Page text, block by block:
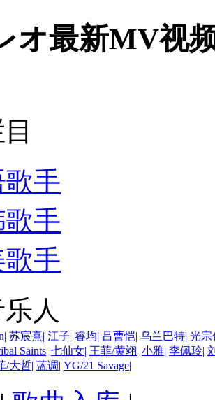
オ最新MV视
手
歌手
手
人
| 苏宸熹| 江子| 睿均| 吕曹恺| 乌兰巴特| 光宗
Saints| 七仙女| 王菲/黄翊| 小雅| 李佩玲|
/大哲| 蓝调| YG/21 Savage|